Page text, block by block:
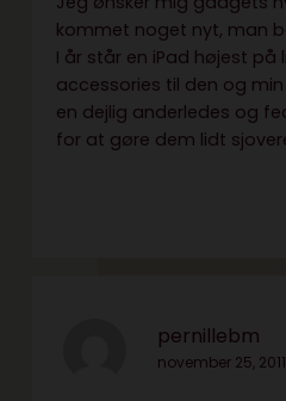
kommet noget nyt, man
I år står en iPad højest
accessories til den og
en dejlig anderledes og
for at gøre dem lidt
pernillebm
november 25, 2011